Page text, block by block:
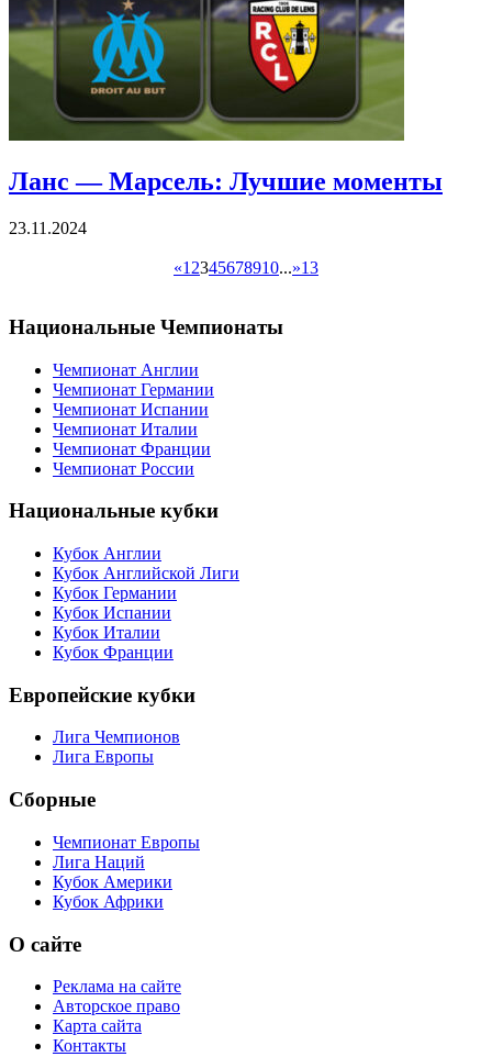
Ланс — Марсель: Лучшие моменты
23.11.2024
«1 2345678910...»13
Национальные Чемпионаты
Чемпионат Англии
Чемпионат Германии
Чемпионат Испании
Чемпионат Италии
Чемпионат Франции
Чемпионат России
Национальные кубки
Кубок Англии
Кубок Английской Лиги
Кубок Германии
Кубок Испании
Кубок Италии
Кубок Франции
Европейские кубки
Лига Чемпионов
Лига Европы
Сборные
Чемпионат Европы
Лига Наций
Кубок Америки
Кубок Африки
О сайте
Реклама на сайте
Авторское право
Карта сайта
Контакты